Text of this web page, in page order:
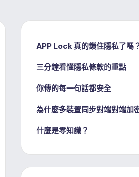
APP Lock 真的鎖住隱私了嗎
三分鐘看懂隱私條款的重點
你傳的每一句話都安全
為什麼多裝置同步對端對端加
什麼是零知識？